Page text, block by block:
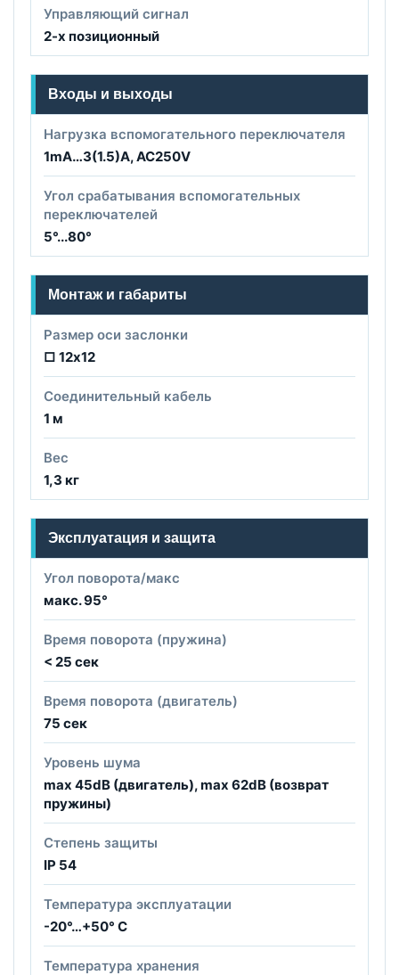
Управляющий сигнал
2-х позиционный
Входы и выходы
Нагрузка вспомогательного переключателя
1mA…3(1.5)A, AC250V
Угол срабатывания вспомогательных
переключателей
5°...80°
Монтаж и габариты
Размер оси заслонки
□ 12х12
Соединительный кабель
1 м
Вес
1,3 кг
Эксплуатация и защита
Угол поворота/макс
макс. 95°
Время поворота (пружина)
< 25 сек
Время поворота (двигатель)
75 сек
Уровень шума
max 45dB (двигатель), max 62dB (возврат
пружины)
Степень защиты
IP 54
Температура эксплуатации
-20°…+50° С
Температура хранения